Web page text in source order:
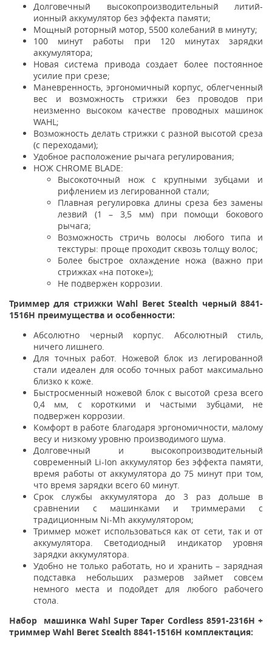
Долговечный высокопроизводительный литий-
ионный аккумулятор без эффекта памяти;
Мощный роторный мотор, 5500 колебаний в минуту;
100 минут работы при 120 минутах зарядки
аккумулятора;
Новая система привода создает более постоянное
усилие при срезе;
Маневренность, эргономичный корпус, облегченный
вес и возможность стрижки без проводов при
неизменно высоком качестве проводных машинок
WAHL;
Возможность делать стрижки с разной высотой среза
(с переходами);
Удобное расположение рычага регулирования;
НОЖ CHROME BLADE:
Высокоточный нож с крупными зубцами и
рифлением из легированной стали;
Плавная регулировка длины среза без замены
лезвий (1 – 3,5 мм) при помощи бокового
рычага;
Возможность стричь волосы любого типа и
текстуры: проще проходит сквозь толщу волос;
Более быстрое охлаждение ножа (важно при
стрижках «на потоке»);
Не подвержен коррозии.
Триммер для стрижки Wahl Beret Stealth черный 8841-
1516H преимущества и особенности:
Абсолютно черный корпус. Абсолютный стиль,
ничего лишнего.
Для точных работ. Ножевой блок из легированной
стали идеален для особо точных работ максимально
близко к коже.
Быстросменный ножевой блок с высотой среза всего
0,4 мм, с короткими и частыми зубцами, не
подвержен коррозии.
Комфорт в работе благодаря эргономичности, малому
весу и низкому уровню производимого шума.
Долговечный и высокопроизводительный
современный Li-Ion аккумулятор без эффекта памяти,
время работы от аккумулятора до 75 минут при том,
что время зарядки всего 60 минут.
Срок службы аккумулятора до 3 раз дольше в
сравнении с машинками и триммерами с
традиционным Ni-Mh аккумулятором;
Триммер может использоваться как от сети, так и от
аккумулятора. Светодиодный индикатор уровня
зарядки аккумулятора.
Удобно не только работать, но и хранить – зарядная
подставка небольших размеров займет совсем
немного места и подойдет для любого рабочего
стола.
Набор машинка Wahl Super Taper Cordless 8591-2316H +
триммер Wahl Beret Stealth 8841-1516H комплектация: